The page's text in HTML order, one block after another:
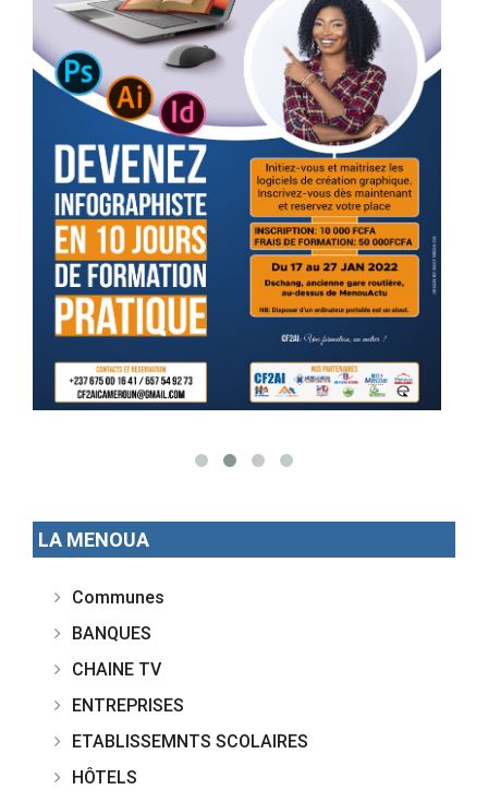
LA MENOUA
Communes
BANQUES
CHAINE TV
ENTREPRISES
ETABLISSEMNTS SCOLAIRES
HÔTELS